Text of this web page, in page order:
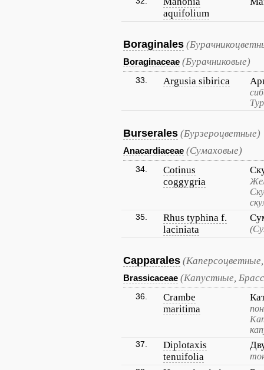
aquifolium
Boraginales
Boraginaceae (Бурачниковые)
33. Argusia sibirica
Burserales (Бурзероцветные)
Anacardiaceae (Сумаховые)
34.
Cotinus
coggygria
35.
Rhus typhina f.
laciniata
Capparales
Brassicaceae (Капустные,
36.
Crambe
maritima
37.
Diplotaxis
tenuifolia